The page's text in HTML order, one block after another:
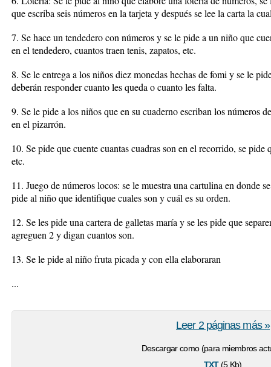
que escriba seis números en la tarjeta y después se lee la carta la
7. Se hace un tendedero con números y se le pide a un niño que
en el tendedero, cuantos traen tenis, zapatos, etc.
8. Se le entrega a los niños diez monedas hechas de fomi y se le
deberán responder cuanto les queda o cuanto les falta.
9. Se le pide a los niños que en su cuaderno escriban los números
en el pizarrón.
10. Se pide que cuente cuantas cuadras son en el recorrido, se pide
etc.
11. Juego de números locos: se le muestra una cartulina en donde
pide al niño que identifique cuales son y cuál es su orden.
12. Se les pide una cartera de galletas maría y se les pide que
agreguen 2 y digan cuantos son.
13. Se le pide al niño fruta picada y con ella elaboraran
...
Descargar como (para miembros
txt(5 Kb)
Leer 2 páginas más »